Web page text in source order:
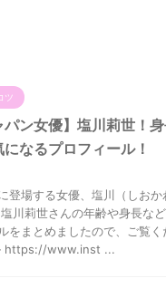
ツ
パン女優】塩川莉世！
なるプロフィール！
登場する女優、塩川（しおか
川莉世さんの年齢や身長な
をまとめましたので、ご覧く
https://www.inst ...